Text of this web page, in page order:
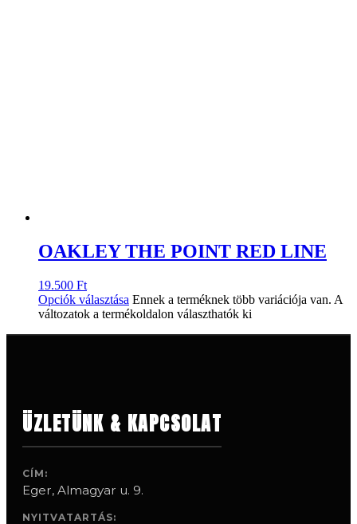
OAKLEY THE POINT RED LINE
19.500 Ft
Opciók választása Ennek a terméknek több variációja van. A
változatok a termékoldalon választhatók ki
ÜZLETÜNK & KAPCSOLAT
CÍM:
Eger, Almagyar u. 9.
NYITVATARTÁS: